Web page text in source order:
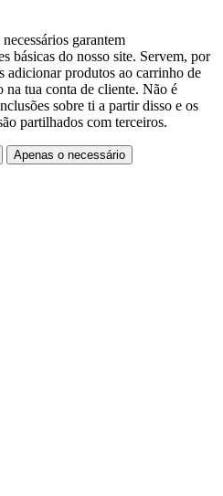
garantem
básicas do nosso site. Servem, por
adicionar produtos ao carrinho de
na tua conta de cliente. Não é
sobre ti a partir disso e os
partilhados com terceiros.
Apenas o necessário